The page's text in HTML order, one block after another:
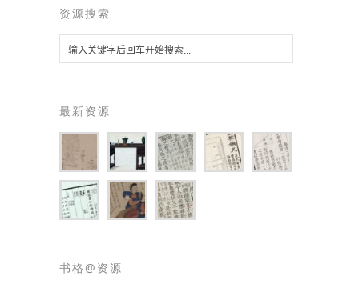
资源搜索
最新资源
书格@资源